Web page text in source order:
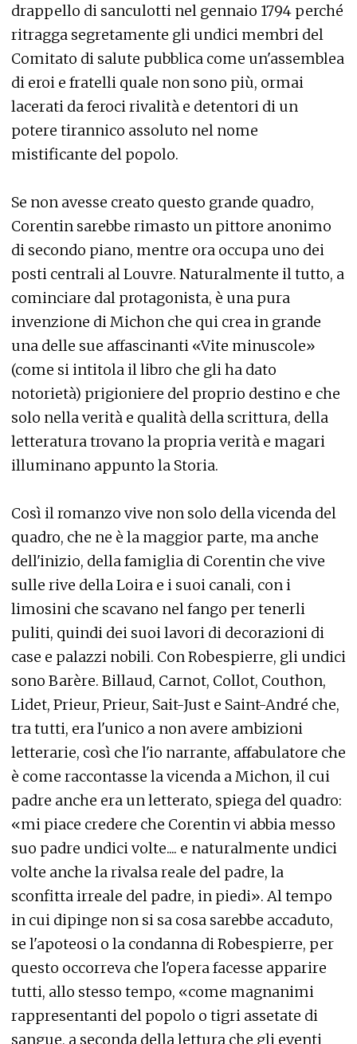
drappello di sanculotti nel gennaio 1794 perché
ritragga segretamente gli undici membri del
Comitato di salute pubblica come un'assemblea
di eroi e fratelli quale non sono più, ormai
lacerati da feroci rivalità e detentori di un
potere tirannico assoluto nel nome
mistificante del popolo.
Se non avesse creato questo grande quadro,
Corentin sarebbe rimasto un pittore anonimo
di secondo piano, mentre ora occupa uno dei
posti centrali al Louvre. Naturalmente il tutto, a
cominciare dal protagonista, è una pura
invenzione di Michon che qui crea in grande
una delle sue affascinanti «Vite minuscole»
(come si intitola il libro che gli ha dato
notorietà) prigioniere del proprio destino e che
solo nella verità e qualità della scrittura, della
letteratura trovano la propria verità e magari
illuminano appunto la Storia.
Così il romanzo vive non solo della vicenda del
quadro, che ne è la maggior parte, ma anche
dell'inizio, della famiglia di Corentin che vive
sulle rive della Loira e i suoi canali, con i
limosini che scavano nel fango per tenerli
puliti, quindi dei suoi lavori di decorazioni di
case e palazzi nobili. Con Robespierre, gli undici
sono Barère. Billaud, Carnot, Collot, Couthon,
Lidet, Prieur, Prieur, Sait-Just e Saint-André che,
tra tutti, era l'unico a non avere ambizioni
letterarie, così che l'io narrante, affabulatore che
è come raccontasse la vicenda a Michon, il cui
padre anche era un letterato, spiega del quadro:
«mi piace credere che Corentin vi abbia messo
suo padre undici volte.... e naturalmente undici
volte anche la rivalsa reale del padre, la
sconfitta irreale del padre, in piedi». Al tempo
in cui dipinge non si sa cosa sarebbe accaduto,
se l'apoteosi o la condanna di Robespierre, per
questo occorreva che l'opera facesse apparire
tutti, allo stesso tempo, «come magnanimi
rappresentanti del popolo o tigri assetate di
sangue, a seconda della lettura che gli eventi